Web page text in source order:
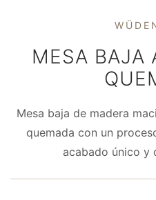
MESA BAJA
Mesa baja de madera
quemada con un
acabado único y